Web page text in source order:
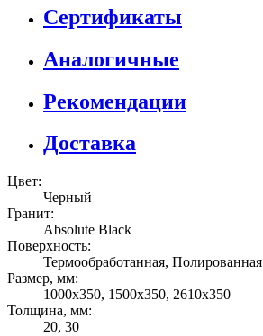
Сертификаты
Аналогичные
Рекомендации
Доставка
Цвет:
Черный
Гранит:
Absolute Black
Поверхность:
Термообработанная, Полированная
Размер, мм:
1000х350, 1500х350, 2610х350
Толщина, мм:
20, 30